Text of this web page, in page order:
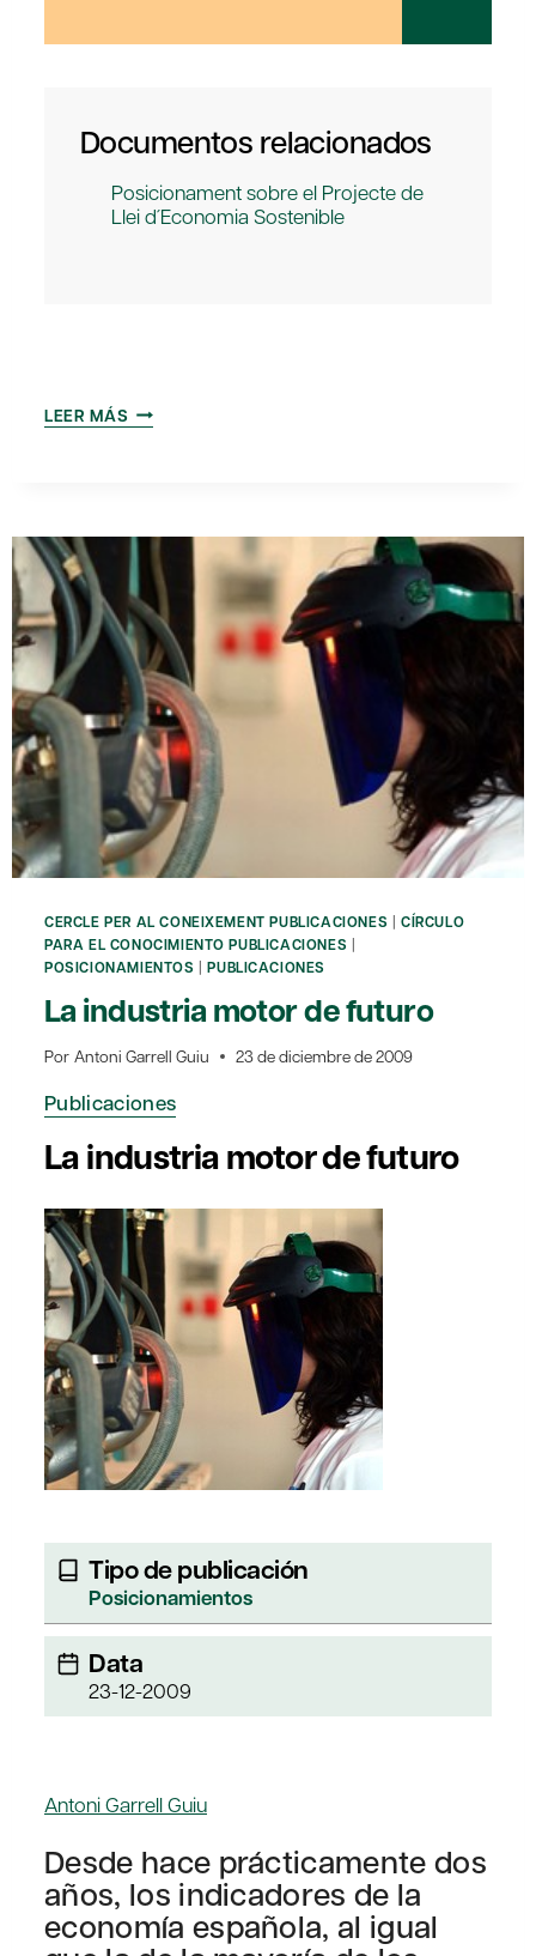
Documentos relacionados
Posicionament sobre el Projecte de
Llei d´Economia Sostenible
LEER MÁS POSICIONAMIENTO
ECONOMÍA
SOSTENIBLE
CERCLE PER AL CONEIXEMENT PUBLICACIONES |CÍRCULO
PARA EL CONOCIMIENTO PUBLICACIONES |
POSICIONAMIENTOS |PUBLICACIONES
La industria motor de futuro
Por Antoni Garrell Guiu 23 de diciembre de 2009
Publicaciones
La industria motor de futuro
Tipo de publicación
Posicionamientos
Data
23-12-2009
Antoni Garrell Guiu
Desde hace prácticamente dos
años, los indicadores de la
economía española, al igual